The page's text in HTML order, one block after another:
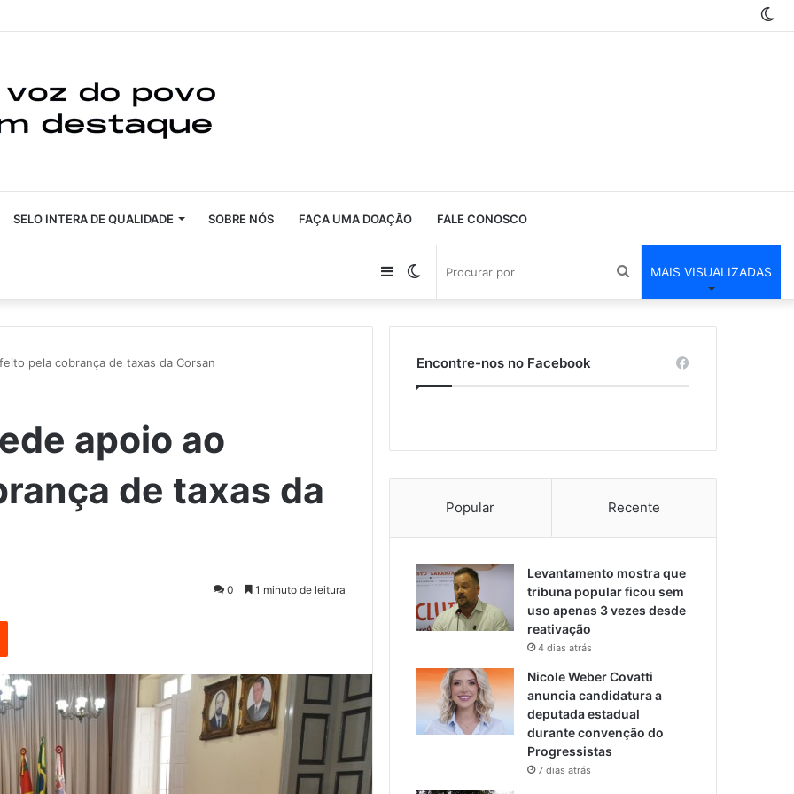
SELO INTERA DE QUALIDADE SOBRE NÓS FAÇA UMA DOAÇÃO FALE CONOSCO
MAIS VISUALIZADAS
Procurar
por
Switch
skin
Barra
Lateral
pela cobrança de taxas da Corsan
apoio ao
de taxas da
0 1 minuto de leitura
Reddit
Encontre-nos no Facebook
Popular Recente
Levantamento mostra que
tribuna popular ficou sem
uso apenas 3 vezes desde
reativação
4 dias atrás
Nicole Weber Covatti
anuncia candidatura a
deputada estadual
durante convenção do
Progressistas
7 dias atrás